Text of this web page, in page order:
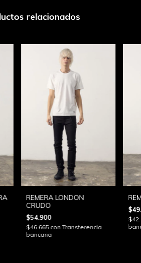
relacionados
REMERA LONDON
CRUDO
$54.900
$46.665 con Transferencia
bancaria